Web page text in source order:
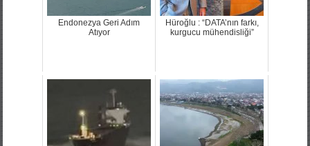
Endonezya Geri Adım
Atıyor
Hüroğlu : “DATA’nın farkı,
kurgucu mühendisliği”